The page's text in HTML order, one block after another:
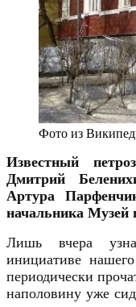
Фото из
Известный
Дмитрий
Артура
начальника Музей
Лишь вчера
инициативе
периодически
наполовину уже